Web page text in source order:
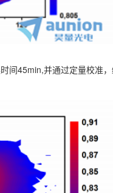
间45min,并通过定量校准